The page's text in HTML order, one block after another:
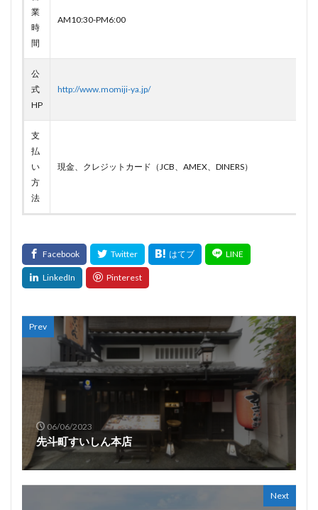
業
時
間
AM10:30-PM6:00
公
式
HP
http://www.momiji-ya.jp/
支
払
い
方
法
現金、クレジットカード（JCB、AMEX、DINERS）
Prev
06/06/2023
先斗町すいしん本店
Next